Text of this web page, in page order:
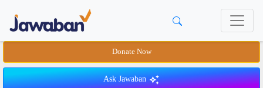
Donate Now
Ask Jawaban